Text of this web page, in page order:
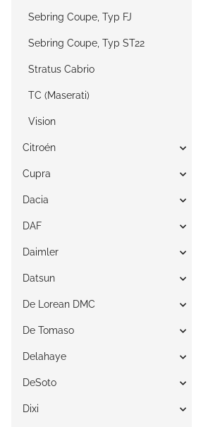
Sebring Coupe, Typ FJ
Sebring Coupe, Typ ST22
Stratus Cabrio
TC (Maserati)
Vision
Citroén
Cupra
Dacia
DAF
Daimler
Datsun
De Lorean DMC
De Tomaso
Delahaye
DeSoto
Dixi